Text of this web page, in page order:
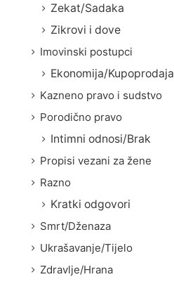
Zekat/Sadaka
Zikrovi i dove
Imovinski postupci
Ekonomija/Kupoprodaja
Kazneno pravo i sudstvo
Porodično pravo
Intimni odnosi/Brak
Propisi vezani za žene
Razno
Kratki odgovori
Smrt/Dženaza
Ukrašavanje/Tijelo
Zdravlje/Hrana